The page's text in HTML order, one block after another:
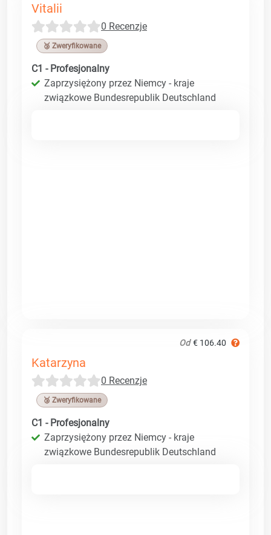
Vitalii
0 Recenzje
🥉 Zweryfikowane
C1 - Profesjonalny
Zaprzysiężony przez Niemcy - kraje
związkowe Bundesrepublik Deutschland
Od € 106.40
Katarzyna
0 Recenzje
🥉 Zweryfikowane
C1 - Profesjonalny
Zaprzysiężony przez Niemcy - kraje
związkowe Bundesrepublik Deutschland